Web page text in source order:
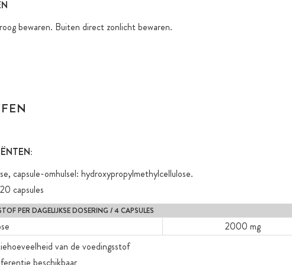
bewaren. Buiten direct zonlicht bewaren.
capsule-omhulsel: hydroxypropylmethylcellulose.
capsules
PER DAGELIJKSE DOSERING / 4 CAPSULES
2000 mg
van de voedingsstof